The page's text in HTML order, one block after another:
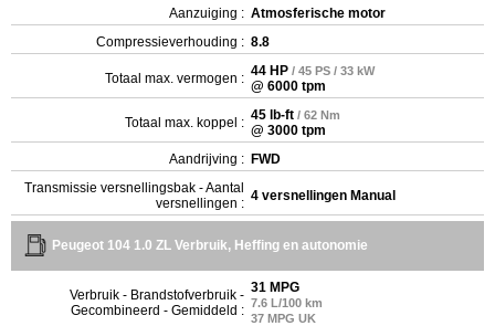
Aanzuiging : Atmosferische motor
Compressieverhouding : 8.8
Totaal max. vermogen : 44 HP / 45 PS / 33 kW
@ 6000 tpm
Totaal max. koppel : 45 lb-ft / 62 Nm
@ 3000 tpm
Aandrijving : FWD
Transmissie versnellingsbak - Aantal
versnellingen : 4 versnellingen Manual
Peugeot 104 1.0 ZL Verbruik, Heffing en autonomie
Verbruik - Brandstofverbruik -
Gecombineerd - Gemiddeld :
31 MPG
7.6 L/100 km
37 MPG UK